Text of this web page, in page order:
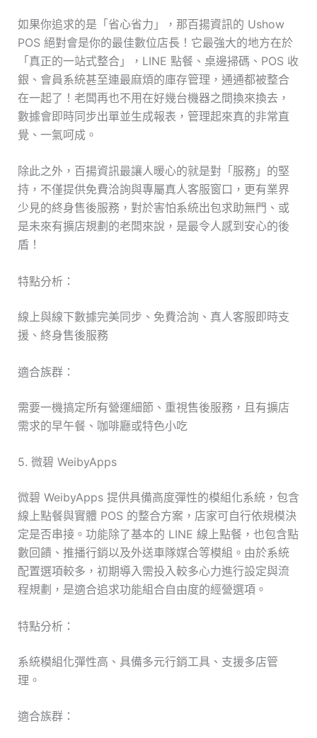
如果你追求的是「省心省力」，那百揚資訊的 Ushow
POS 絕對會是你的最佳數位店長！它最強大的地方在於
「真正的一站式整合」，LINE 點餐、桌邊掃碼、POS 收
銀、會員系統甚至連最麻煩的庫存管理，通通都被整合
在一起了！老闆再也不用在好幾台機器之間換來換去，
數據會即時同步出單並生成報表，管理起來真的非常直
覺、一氣呵成。
除此之外，百揚資訊最讓人暖心的就是對「服務」的堅
持，不僅提供免費洽詢與專屬真人客服窗口，更有業界
少見的終身售後服務，對於害怕系統出包求助無門、或
是未來有擴店規劃的老闆來說，是最令人感到安心的後
盾！
特點分析：
線上與線下數據完美同步、免費洽詢、真人客服即時支
援、終身售後服務
適合族群：
需要一機搞定所有營運細節、重視售後服務，且有擴店
需求的早午餐、咖啡廳或特色小吃
5. 微碧 WeibyApps
微碧 WeibyApps 提供具備高度彈性的模組化系統，包含
線上點餐與實體 POS 的整合方案，店家可自行依規模決
定是否串接。功能除了基本的 LINE 線上點餐，也包含點
數回饋、推播行銷以及外送車隊媒合等模組。由於系統
配置選項較多，初期導入需投入較多心力進行設定與流
程規劃，是適合追求功能組合自由度的經營選項。
特點分析：
系統模組化彈性高、具備多元行銷工具、支援多店管
理。
適合族群：